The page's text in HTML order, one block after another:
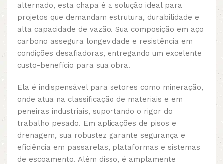
alternado, esta chapa é a solução ideal para
projetos que demandam estrutura, durabilidade e
alta capacidade de vazão. Sua composição em aço
carbono assegura longevidade e resistência em
condições desafiadoras, entregando um excelente
custo-benefício para sua obra.
Ela é indispensável para setores como mineração,
onde atua na classificação de materiais e em
peneiras industriais, suportando o rigor do
trabalho pesado. Em aplicações de pisos e
drenagem, sua robustez garante segurança e
eficiência em passarelas, plataformas e sistemas
de escoamento. Além disso, é amplamente